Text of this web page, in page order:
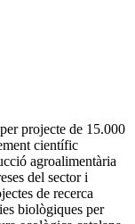
projecte de 15.000
científic
agroalimentària
del sector i
de recerca
biològiques per